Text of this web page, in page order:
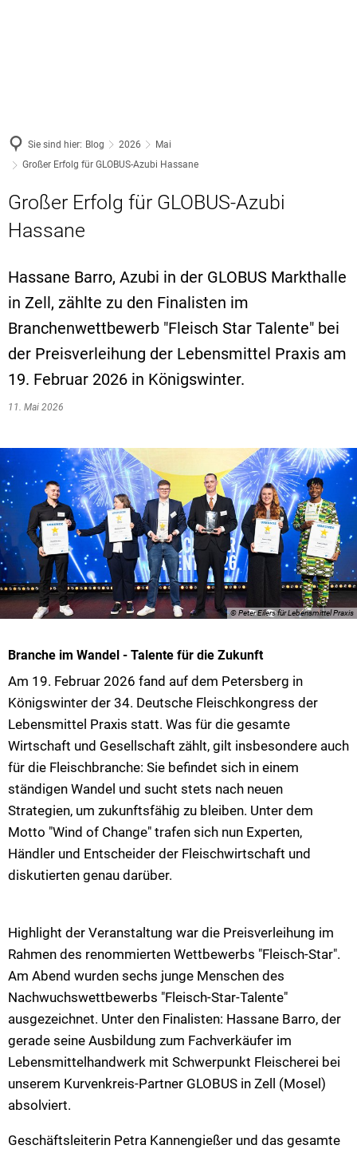
Gewerbeflächen
Unternehmensnachfolge
Weiterbildung
Coworking
Natur- und Geopark
Nachhaltigkeit
Familie & Bildung
Bürgerservice
VG Cochem
VG
Sie sind hier: Blog 2026
Mai
Großer Erfolg für GLOBUS-Azubi Hassane
Großer Erfolg für GLOBUS-Azubi
Hassane
Hassane Barro, Azubi in der GLOBUS Markthalle
in Zell, zählte zu den Finalisten im
Branchenwettbewerb "Fleisch Star Talente" bei
der Preisverleihung der Lebensmittel Praxis am
19. Februar 2026 in Königswinter.
11. Mai 2026
© Peter Eilers für Lebensmittel Praxis
Branche im Wandel - Talente für die Zukunft
Am 19. Februar 2026 fand auf dem Petersberg in
Königswinter der 34. Deutsche Fleischkongress der
Lebensmittel Praxis statt. Was für die gesamte
Wirtschaft und Gesellschaft zählt, gilt insbesondere auch
für die Fleischbranche: Sie befindet sich in einem
ständigen Wandel und sucht stets nach neuen
Strategien, um zukunftsfähig zu bleiben. Unter dem
Motto "Wind of Change" trafen sich nun Experten,
Händler und Entscheider der Fleischwirtschaft und
diskutierten genau darüber.
Highlight der Veranstaltung war die Preisverleihung im
Rahmen des renommierten Wettbewerbs "Fleisch-Star".
Am Abend wurden sechs junge Menschen des
Nachwuchswettbewerbs "Fleisch-Star-Talente"
ausgezeichnet. Unter den Finalisten: Hassane Barro, der
gerade seine Ausbildung zum Fachverkäufer im
Lebensmittelhandwerk mit Schwerpunkt Fleischerei bei
unserem Kurvenkreis-Partner GLOBUS in Zell (Mosel)
absolviert.
Geschäftsleiterin Petra Kannengießer und das gesamte